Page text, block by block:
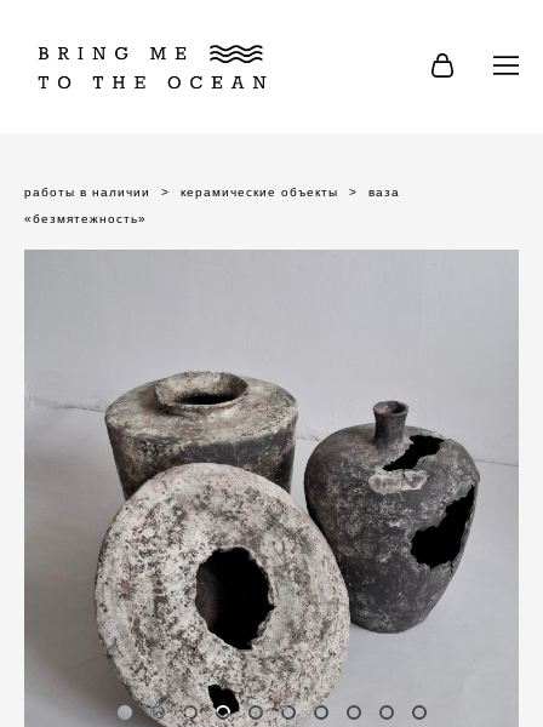
работы в наличии > керамические объекты >
ваза
«безмятежность»